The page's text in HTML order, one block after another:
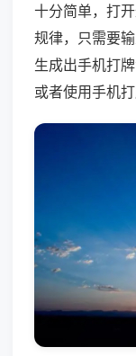
十分简单，打
规律，只需要
生成出手机打
或者使用手机